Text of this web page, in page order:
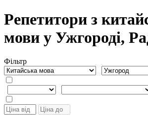
Репетитори з
мови у Ужгороді,
Фiльтр